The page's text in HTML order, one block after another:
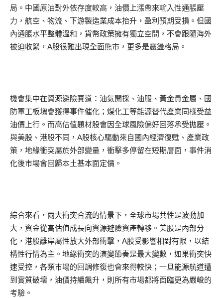
局。中國原油對外依存度較高，油價上漲帶來輸入性通脹壓
力，航空、物流、下游製造業成本抬升，盈利預期受損。但國
內通脹水平整體溫和，貨幣政策擁有獨立空間，不會跟隨海外
被迫收緊，A股很難出現全面熊市，更多是震盪格局。
機會集中在資源避險賽道：油氣開採、油服、黃金貴金屬、國
防軍工板塊會獲得事件催化；煤化工等能源替代產業同樣受益
油價上行。而高估值題材股會因全球風險偏好回落承受拋壓。
與美股、港股不同，A股核心驅動來自國內經濟復甦、產業政
策，地緣衝突屬於外部變量，衝擊多停留在短期層面，事件消
化後市場會回歸本土基本面定價。
綜合來看，兩大衝突合流的情景下，全球市場共性是波動加
大，資金從高估值成長向資源避險資產轉移。美股是內部分
化，港股離岸屬性放大外部衝擊，A股受影響相對有限，以結
構性行情為主。地緣衝突的演變節奏是最大變數，如果衝突快
速受控，各類市場的回調修復也會來得較快；一旦能源航道遭
到實質破壞，油價持續飆升，則所有市場都將面臨更為嚴峻的
考驗。